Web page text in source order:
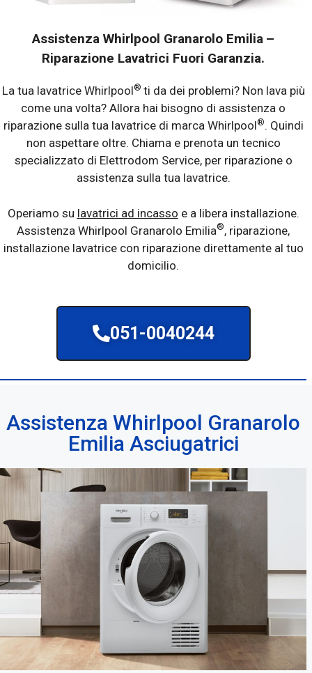
Assistenza Whirlpool Granarolo Emilia –
Riparazione Lavatrici Fuori Garanzia.
La tua lavatrice Whirlpool® ti da dei problemi? Non lava più
come una volta? Allora hai bisogno di assistenza o
riparazione sulla tua lavatrice di marca Whirlpool®. Quindi
non aspettare oltre. Chiama e prenota un tecnico
specializzato di Elettrodom Service, per riparazione o
assistenza sulla tua lavatrice.
Operiamo su lavatrici ad incasso e a libera installazione.
Assistenza Whirlpool Granarolo Emilia®, riparazione,
installazione lavatrice con riparazione direttamente al tuo
domicilio.
051-0040244
Assistenza Whirlpool Granarolo
Emilia Asciugatrici